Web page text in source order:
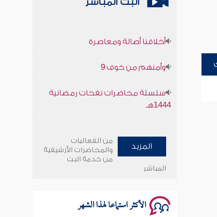
1444هـ
وأمنهم من خوف 9
المزيد
من الفعاليات
والمحاضرات الأرشيفية
من خدمة البث
المباشر
الأكثر استماعا لهذا الشهر